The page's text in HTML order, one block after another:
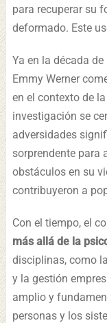
para recuperar su
deformado. Este
Ya en la década
Emmy Werner
en el contexto de la
investigación se
adversidades
sorprendente para
obstáculos en su
contribuyeron a
Con el tiempo, el
más allá de la
disciplinas, como
y la gestión
amplio y
personas y los